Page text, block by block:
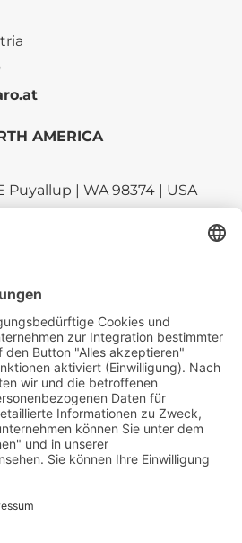
AMERICA
Puyallup | WA 98374 | USA
Erich Roiser GmbH